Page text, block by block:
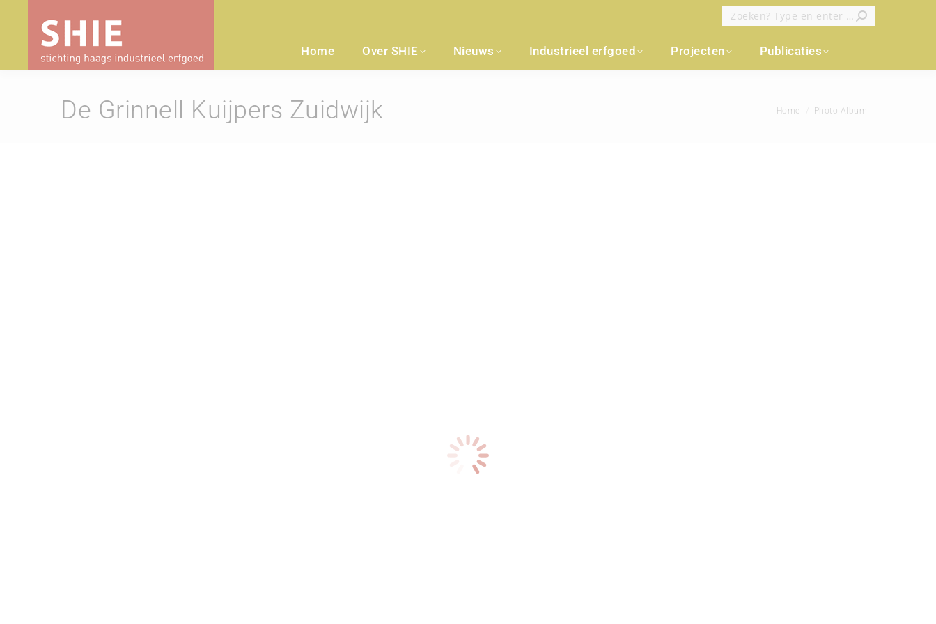
Zoeken:
Home Over SHIE Nieuws Industrieel erfgoed Projecten Publicaties
De Grinnell Kuijpers Zuidwijk Je bent hier:
Home Photo Album